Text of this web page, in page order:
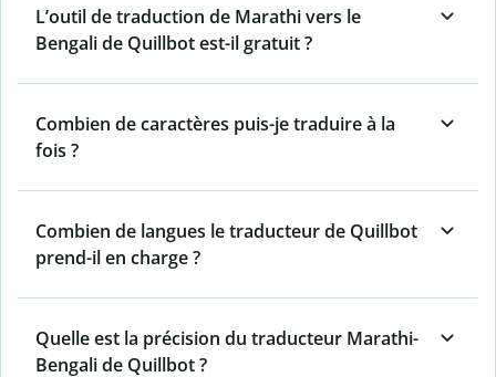
L’outil de traduction de Marathi vers le
Bengali de Quillbot est-il gratuit ?
Combien de caractères puis-je traduire à la
fois ?
Combien de langues le traducteur de Quillbot
prend-il en charge ?
Quelle est la précision du traducteur Marathi-
Bengali de Quillbot ?